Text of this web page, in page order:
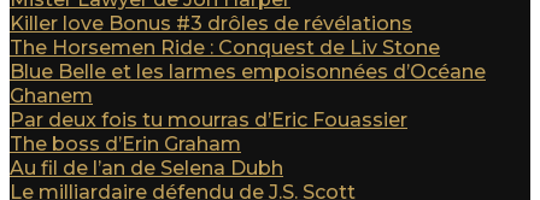
Killer love Bonus #3 drôles de révélations
The Horsemen Ride : Conquest de Liv Stone
Blue Belle et les larmes empoisonnées d’Océane
Ghanem
Par deux fois tu mourras d’Eric Fouassier
The boss d’Erin Graham
Au fil de l’an de Selena Dubh
Le milliardaire défendu de J.S. Scott